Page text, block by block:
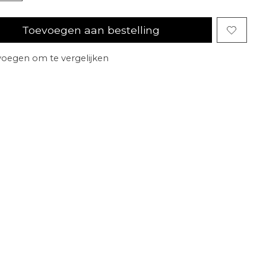
Toevoegen aan bestelling
om te vergelijken